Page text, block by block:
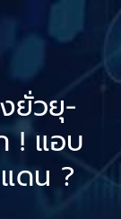
ยั่วยุ-
! แอบ
ดน ?